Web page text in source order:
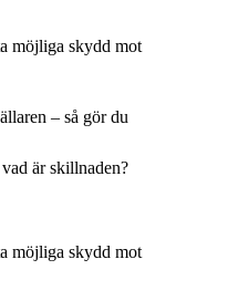
möjliga skydd mot
– så gör du
är skillnaden?
möjliga skydd mot